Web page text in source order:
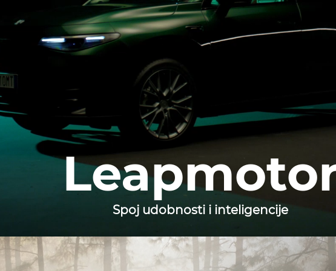
Spoj udobnosti i inteligencije